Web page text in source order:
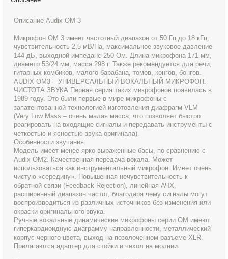
Описание Audix OM-3
Микрофон OM 3 имеет частотный диапазон от 50 Гц до 18 кГц,
чувствительность 2,5 мВ/Па, максимальное звуковое давление
144 дБ, выходной импеданс 250 Ом. Длина микрофона 171 мм,
диаметр 53/24 мм, масса 298 г. Также рекомендуется для речи,
гитарных комбиков, малого барабана, томов, конгов, бонгов.
AUDIX ОМ3 – УНИВЕРСАЛЬНЫЙ ВОКАЛЬНЫЙ МИКРОФОН.
ЧИСТОТА ЗВУКА Первая серия таких микрофонов появилась в
1989 году. Это были первые в мире микрофоны с
запатентованной технологией изготовления диафрагм VLM
(Very Low Mass – очень малая масса, что позволяет быстро
реагировать на входящие сигналы и передавать инструменты с
четкостью и ясностью звука оригинала).
Особенности звучания:
Модель имеет менее ярко выраженные басы, по сравнению с
Audix ОМ2. Качественная передача вокала. Может
использоваться как инструментальный микрофон. Имеет очень
чистую «середину». Повышенная нечувствительность к
обратной связи (Feedback Rejection), линейная АЧХ,
расширенный диапазон частот, благодаря чему сигналы могут
воспроизводиться из различных источников без изменения или
окраски оригинального звука.
Ручные вокальные динамические микрофоны серии OM имеют
гиперкардиоидную диаграмму направленности, металлический
корпус черного цвета, выход на позолоченном разъеме XLR.
Прилагаются адаптер для стойки и чехол на молнии.